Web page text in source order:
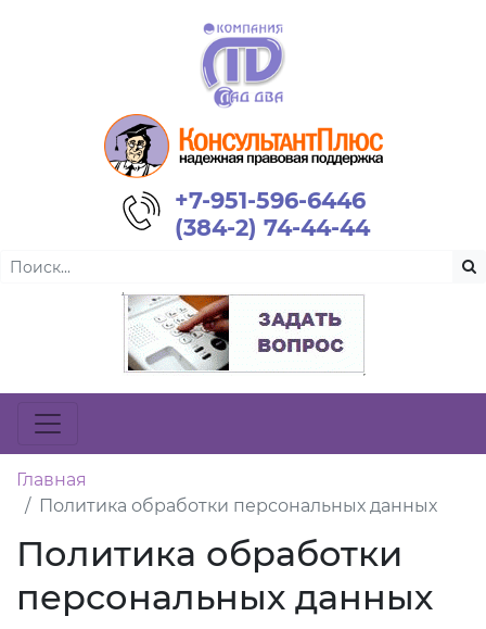
+7-951-596-6446
(384-2) 74-44-44
Главная
Политика обработки персональных данных
Политика обработки
персональных данных